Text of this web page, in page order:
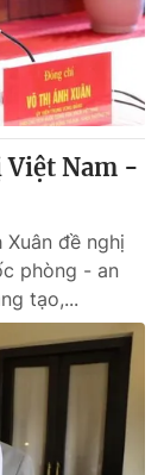
AI
Việt Nam -
đề nghị
phòng - an
tạo,...